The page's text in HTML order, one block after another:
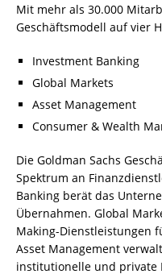
Mit mehr als 30.000
Geschäftsmodell auf vier
Investment Banking
Global Markets
Asset Management
Consumer & Wealth
Die Goldman Sachs
Spektrum an
Banking berät das
Übernahmen. Global
Making-Dienstleistungen
Asset Management
institutionelle und private